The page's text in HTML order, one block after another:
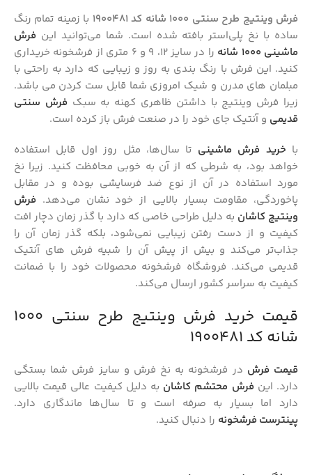
فرش وینتیج طرح سنتی 1000 شانه کد 1900481
با زمینه تمام رنگ
ساده با نخ پلی‌استر بافته شده است. شما می‌توانید این فرش
ماشینی 1000 شانه
را در سایز 12، 9 و 6 متری از فرشخونه خریداری
کنید. این فرش با رنگ‌ بندی به روز و زیبایی که دارد به راحتی با
مبلمان‌ های مدرن و شیک امروزی شما قابل ست کردن می باشد.
زیرا فرش وینتیج با داشتن ظاهری کهنه به سبک فرش‌ سنتی
قدیمی و آنتیک جای خود را در صنعت فرش باز کرده است.
با خرید فرش ماشینی تا سال‌ها، مثل روز اول قابل استفاده
خواهد بود، به شرطی که از آن به خوبی محافظت کنید. زیرا نخ
مورد استفاده در آن از نوع ضد فرسایشی بوده و در مقابل
پاخوردگی، مقاومت بسیار بالایی از خود نشان می‌دهد. فرش
وینتیج کاشان به دلیل طراحی خاصی که دارد با گذر زمان دچار افت
کیفیت و از دست رفتن زیبایی نمی‌شود، بلکه گذر زمان آن‌ را
جذاب‌تر می‌کند و بیش از پیش آن‌ را شبیه فرش‌ های آنتیک
قدیمی می‌کند. فروشگاه فرشخونه محصولات خود را با ضمانت
کیفیت به سراسر کشور ارسال می‌کند.
قیمت خرید فرش وینتیج طرح سنتی 1000
شانه کد 1900481
قیمت فرش در فرشخونه به نخ فرش و سایز فرش شما بستگی
دارد. این فرش محتشم کاشان به دلیل کیفیت عالی قیمت بالایی
دارد اما بسیار به صرفه است و تا سال‌ها ماندگاری دارد.
پینترست فرشخونه را دنبال کنید.